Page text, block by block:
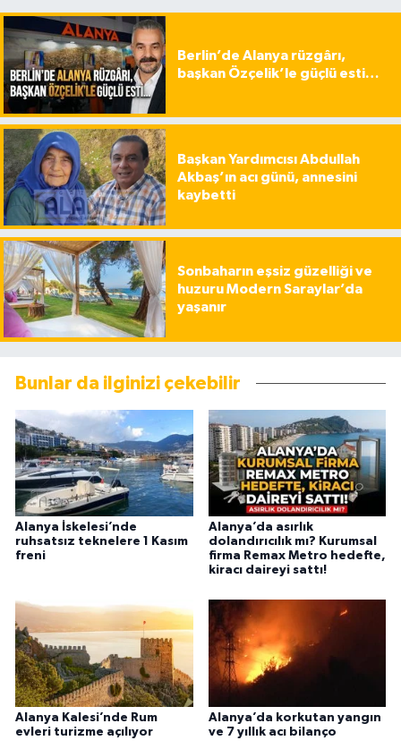
Berlin’de Alanya rüzgârı,
başkan Özçelik’le güçlü esti…
Başkan Yardımcısı Abdullah
Akbaş’ın acı günü, annesini
kaybetti
Sonbaharın eşsiz güzelliği ve
huzuru Modern Saraylar’da
yaşanır
Bunlar da ilginizi çekebilir
Alanya İskelesi’nde
ruhsatsız teknelere 1 Kasım
freni
Alanya’da asırlık
dolandırıcılık mı? Kurumsal
firma Remax Metro hedefte,
kiracı daireyi sattı!
Alanya Kalesi’nde Rum
evleri turizme açılıyor
Alanya’da korkutan yangın
ve 7 yıllık acı bilanço